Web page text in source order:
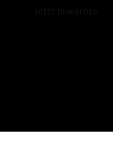
Jetzt bewerben